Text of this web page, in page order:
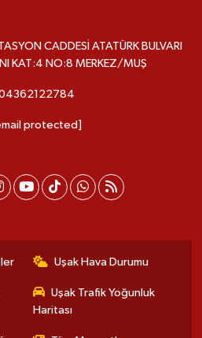
CADDESİ ATATÜRK BULVARI
KAT:4 NO:8 MERKEZ/MUŞ
protected]
Uşak Hava Durumu
Uşak Trafik Yoğunluk
Haritası